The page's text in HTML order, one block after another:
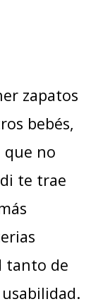
zapatos
bebés,
que no
te trae
tanto de